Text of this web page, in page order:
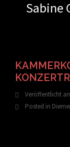
Sabine
Veröffentlicht
Posted in